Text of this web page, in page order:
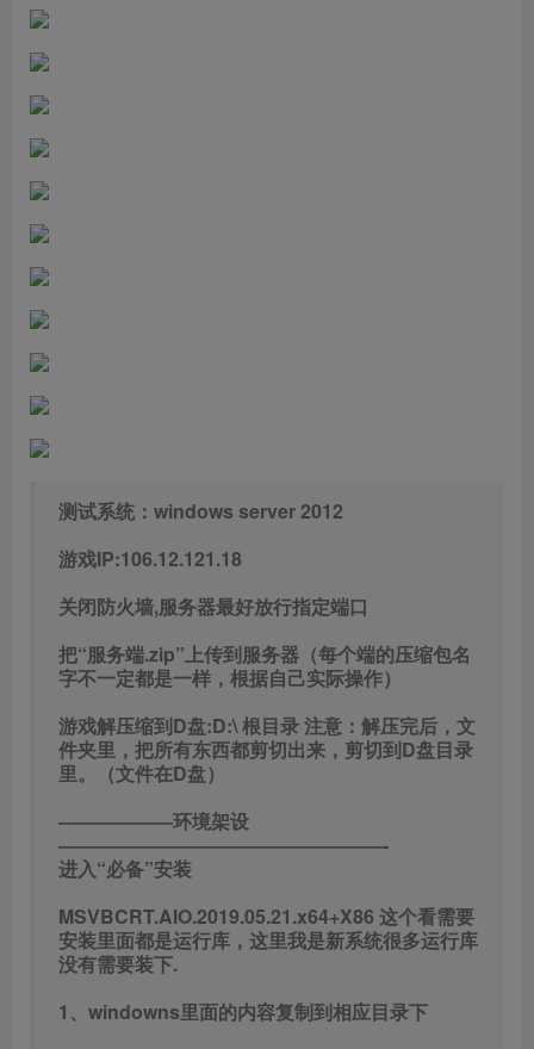
测试系统：windows server 2012
游戏IP:106.12.121.18
关闭防火墙,服务器最好放行指定端口
把“服务端.zip”上传到服务器（每个端的压缩包名
字不一定都是一样，根据自己实际操作）
游戏解压缩到D盘:D:\ 根目录 注意：解压完后，文
件夹里，把所有东西都剪切出来，剪切到D盘目录
里。（文件在D盘）
——————环境架设
—————————————————-
进入“必备”安装
MSVBCRT.AIO.2019.05.21.x64+X86 这个看需要
安装里面都是运行库，这里我是新系统很多运行库
没有需要装下.
1、windowns里面的内容复制到相应目录下